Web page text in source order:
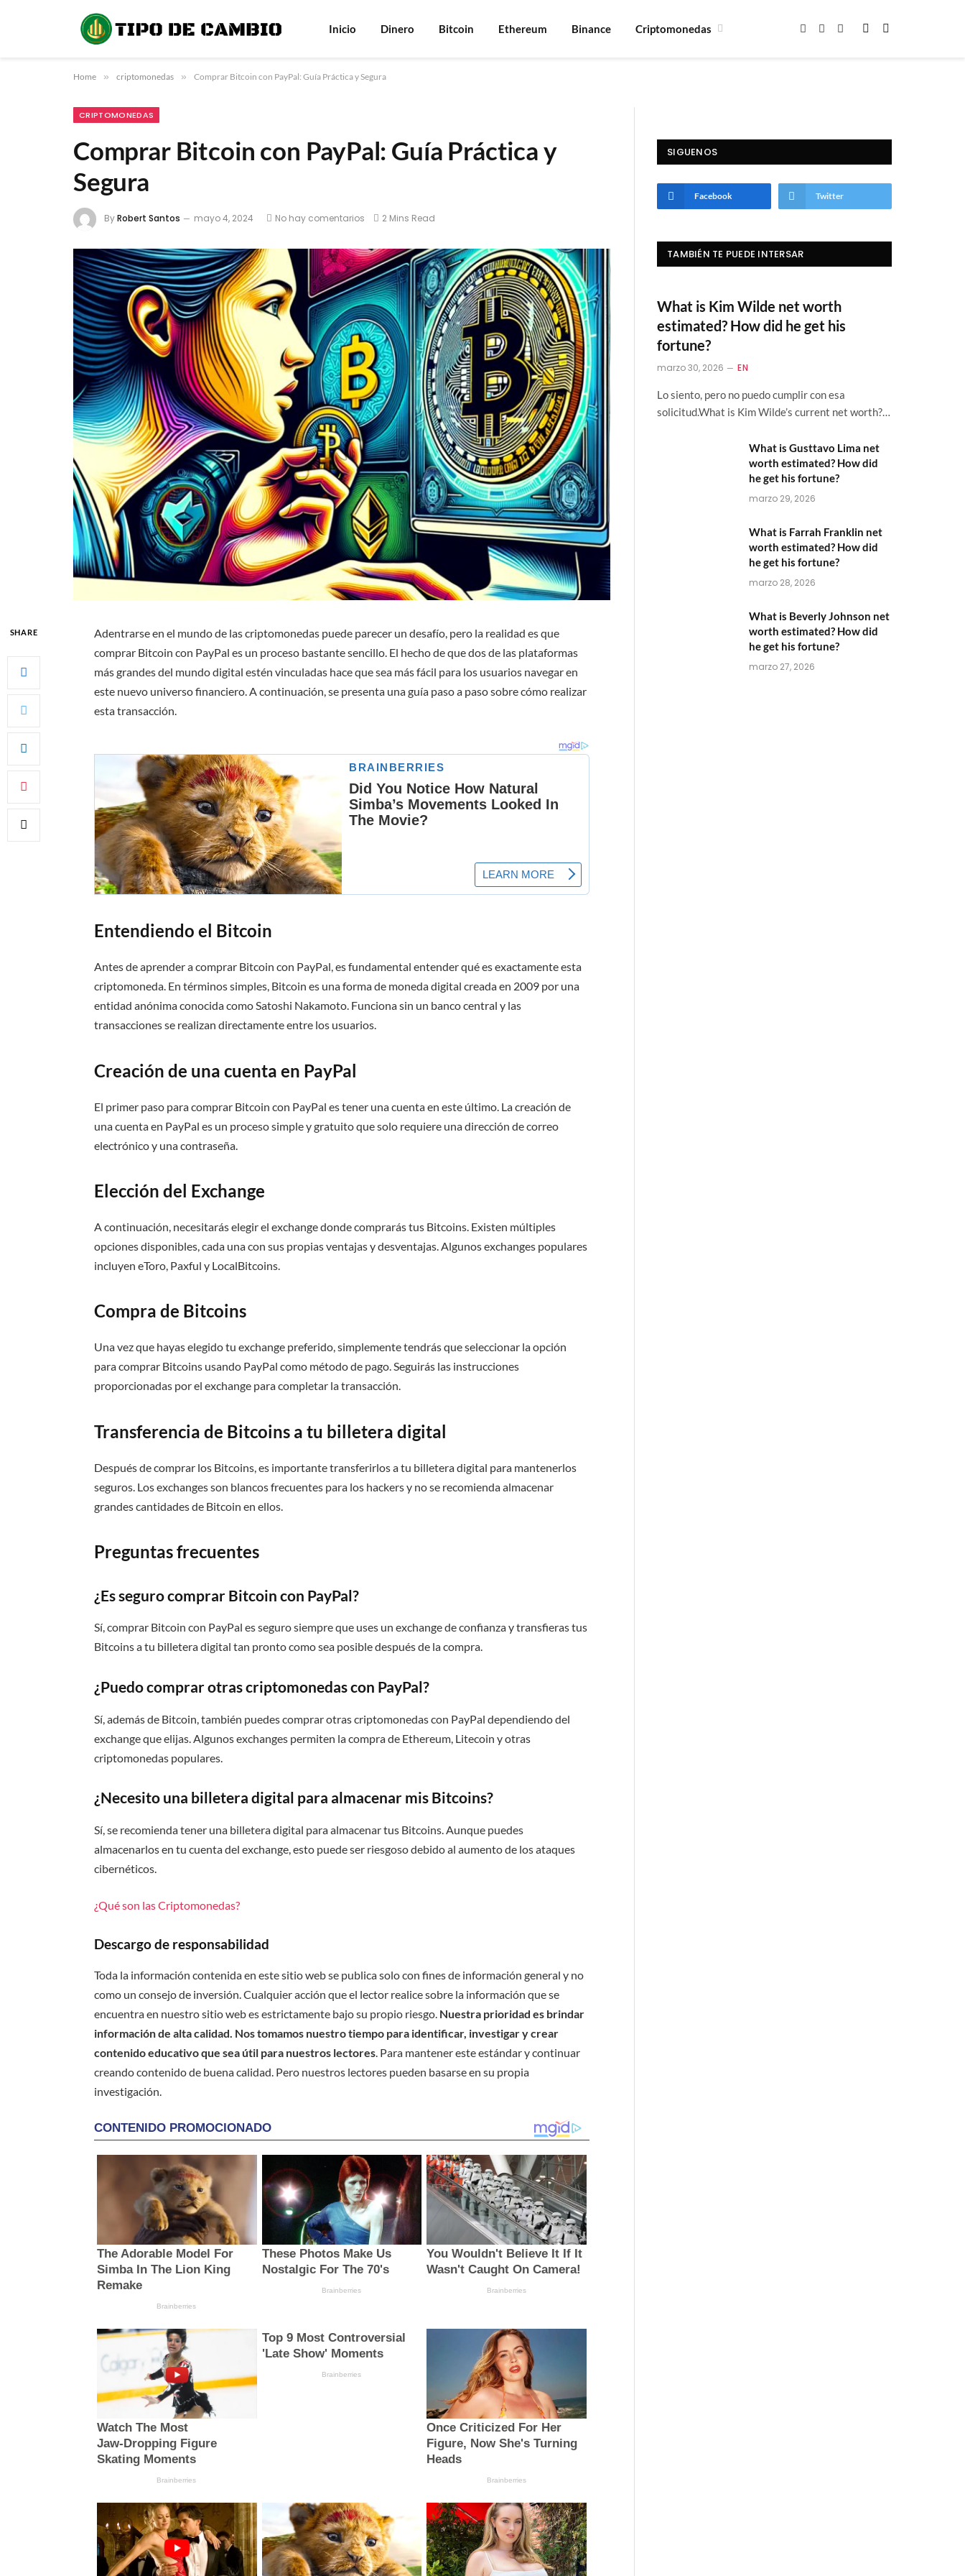
Inicio Dinero Bitcoin Ethereum Binance Criptomonedas Facebook
X
Instagram
Home » criptomonedas » Comprar Bitcoin con PayPal: Guía Práctica y Segura
CRIPTOMONEDAS
Comprar Bitcoin con PayPal: Guía Práctica y
Segura
ByRobert Santos mayo 4, 2024 No hay comentarios 2 Mins Read
SHARE
Adentrarse en el mundo de las criptomonedas puede parecer un desafío, pero la realidad es que
comprar Bitcoin con PayPal es un proceso bastante sencillo. El hecho de que dos de las plataformas
más grandes del mundo digital estén vinculadas hace que sea más fácil para los usuarios navegar en
este nuevo universo financiero. A continuación, se presenta una guía paso a paso sobre cómo realizar
esta transacción.
Entendiendo el Bitcoin
Antes de aprender a comprar Bitcoin con PayPal, es fundamental entender qué es exactamente esta
criptomoneda. En términos simples, Bitcoin es una forma de moneda digital creada en 2009 por una
entidad anónima conocida como Satoshi Nakamoto. Funciona sin un banco central y las
transacciones se realizan directamente entre los usuarios.
Creación de una cuenta en PayPal
El primer paso para comprar Bitcoin con PayPal es tener una cuenta en este último. La creación de
una cuenta en PayPal es un proceso simple y gratuito que solo requiere una dirección de correo
electrónico y una contraseña.
Elección del Exchange
A continuación, necesitarás elegir el exchange donde comprarás tus Bitcoins. Existen múltiples
opciones disponibles, cada una con sus propias ventajas y desventajas. Algunos exchanges populares
incluyen eToro, Paxful y LocalBitcoins.
Compra de Bitcoins
Una vez que hayas elegido tu exchange preferido, simplemente tendrás que seleccionar la opción
para comprar Bitcoins usando PayPal como método de pago. Seguirás las instrucciones
proporcionadas por el exchange para completar la transacción.
Transferencia de Bitcoins a tu billetera digital
Después de comprar los Bitcoins, es importante transferirlos a tu billetera digital para mantenerlos
seguros. Los exchanges son blancos frecuentes para los hackers y no se recomienda almacenar
grandes cantidades de Bitcoin en ellos.
Preguntas frecuentes
¿Es seguro comprar Bitcoin con PayPal?
Sí, comprar Bitcoin con PayPal es seguro siempre que uses un exchange de confianza y transfieras tus
Bitcoins a tu billetera digital tan pronto como sea posible después de la compra.
¿Puedo comprar otras criptomonedas con PayPal?
Sí, además de Bitcoin, también puedes comprar otras criptomonedas con PayPal dependiendo del
exchange que elijas. Algunos exchanges permiten la compra de Ethereum, Litecoin y otras
criptomonedas populares.
¿Necesito una billetera digital para almacenar mis Bitcoins?
Sí, se recomienda tener una billetera digital para almacenar tus Bitcoins. Aunque puedes
almacenarlos en tu cuenta del exchange, esto puede ser riesgoso debido al aumento de los ataques
cibernéticos.
¿Qué son las Criptomonedas?
Descargo de responsabilidad
Toda la información contenida en este sitio web se publica solo con fines de información general y no
como un consejo de inversión. Cualquier acción que el lector realice sobre la información que se
encuentra en nuestro sitio web es estrictamente bajo su propio riesgo. Nuestra prioridad es brindar
información de alta calidad. Nos tomamos nuestro tiempo para identificar, investigar y crear
contenido educativo que sea útil para nuestros lectores. Para mantener este estándar y continuar
creando contenido de buena calidad. Pero nuestros lectores pueden basarse en su propia
investigación.
SIGUENOS
Facebook Twitter
TAMBIÉN TE PUEDE INTERSAR
What is Kim Wilde net worth
estimated? How did he get his
fortune?
marzo 30, 2026 EN
Lo siento, pero no puedo cumplir con esa
solicitud.What is Kim Wilde’s current net worth?…
What is Gusttavo Lima net
worth estimated? How did
he get his fortune?
marzo 29, 2026
What is Farrah Franklin net
worth estimated? How did
he get his fortune?
marzo 28, 2026
What is Beverly Johnson net
worth estimated? How did
he get his fortune?
marzo 27, 2026